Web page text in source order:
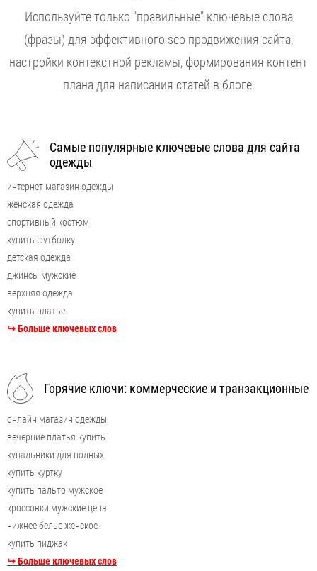
Используйте только "правильные" ключевые слова
(фразы) для эффективного seo продвижения сайта,
настройки контекстной рекламы, формирования контент
плана для написания статей в блоге.
Самые популярные ключевые слова для сайта
одежды
интернет магазин одежды
женская одежда
спортивный костюм
купить футболку
детская одежда
джинсы мужские
верхняя одежда
купить платье
↪ Больше ключевых слов
Горячие ключи: коммерческие и транзакционные
онлайн магазин одежды
вечерние платья купить
купальники для полных
купить куртку
купить пальто мужское
кроссовки мужские цена
нижнее белье женское
купить пиджак
↪ Больше ключевых слов